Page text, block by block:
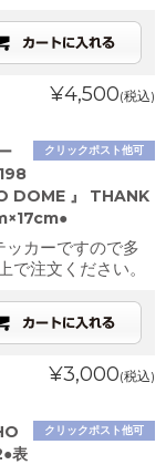
¥4,500(税込)
クリックポスト他可
DOME 』 THANK
カーですので多
で注文ください。
¥3,000(税込)
クリックポスト他可
表